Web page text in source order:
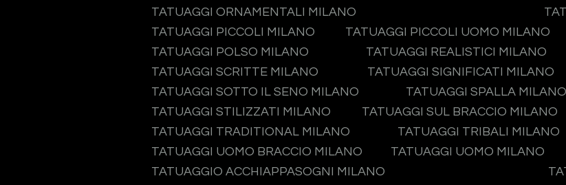
TATUAGGI ORNAMENTALI MILANO
TATUAGGI PICCOLI MILANO
TATUAGGI PICCOLI UOMO MILANO
TATUAGGI POLSO MILANO
TATUAGGI REALISTICI MILANO
TATUAGGI SCRITTE MILANO
TATUAGGI SIGNIFICATI MILANO
TATUAGGI SOTTO IL SENO MILANO
TATUAGGI SPALLA MILANO
TATUAGGI STILIZZATI MILANO
TATUAGGI SUL BRACCIO MILANO
TATUAGGI TRADITIONAL MILANO
TATUAGGI TRIBALI MILANO
TATUAGGI UOMO BRACCIO MILANO
TATUAGGI UOMO MILANO
TATUAGGIO ACCHIAPPASOGNI MILANO